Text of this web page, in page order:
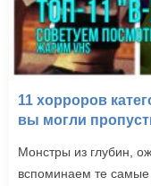
11 хорроров
вы могли
Монстры из глубин,
вспоминаем те